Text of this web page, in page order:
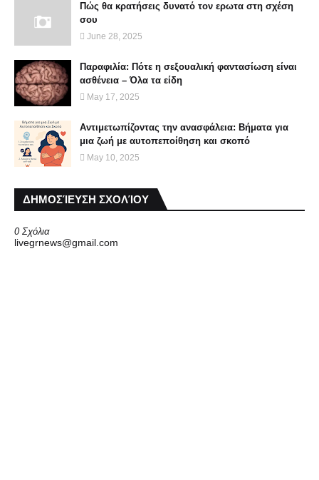
Πώς θα κρατήσεις δυνατό τον ερωτα στη σχέση
σου
June 28, 2025
Παραφιλία: Πότε η σεξουαλική φαντασίωση είναι
ασθένεια – Όλα τα είδη
May 17, 2025
Αντιμετωπίζοντας την ανασφάλεια: Βήματα για
μια ζωή με αυτοπεποίθηση και σκοπό
May 10, 2025
ΔΗΜΟΣΊΕΥΣΗ ΣΧΟΛΊΟΥ
0 Σχόλια
livegrnews@gmail.com